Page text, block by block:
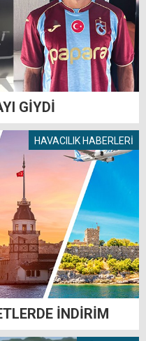
GİYDİ
HAVACILIK HABERLERİ
İNDİRİM